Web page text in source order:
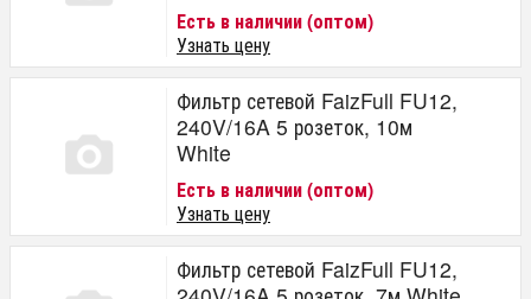
Есть в наличии (оптом)
Узнать цену
Фильтр сетевой FaizFull FU12,
240V/16A 5 розеток, 10м
White
Есть в наличии (оптом)
Узнать цену
Фильтр сетевой FaizFull FU12,